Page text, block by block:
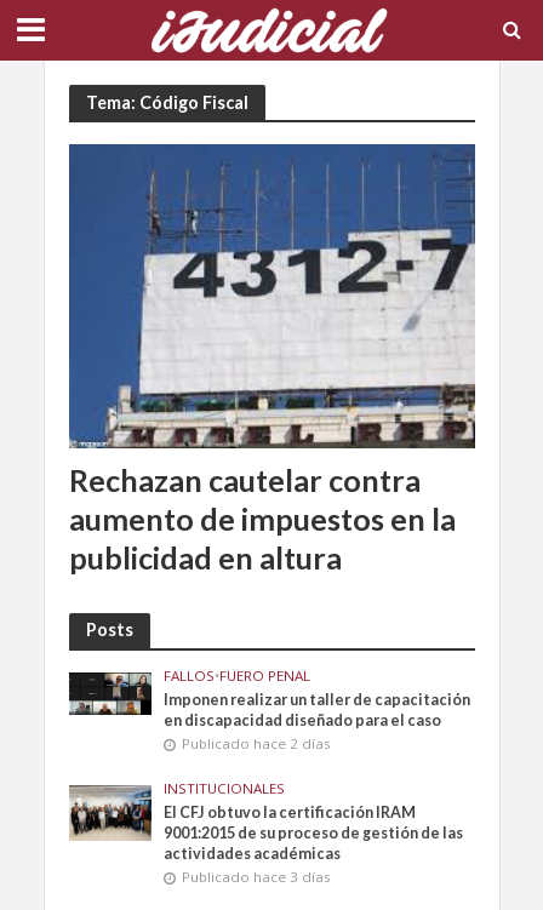
Tema: Código Fiscal
Rechazan cautelar contra
aumento de impuestos en la
publicidad en altura
Posts
FALLOS•FUERO PENAL
Imponen realizar un taller de capacitación
en discapacidad diseñado para el caso
Publicado hace 2 días
INSTITUCIONALES
El CFJ obtuvo la certificación IRAM
9001:2015 de su proceso de gestión de las
actividades académicas
Publicado hace 3 días